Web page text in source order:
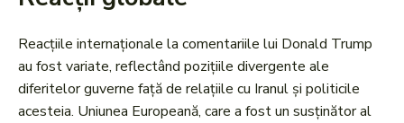
Reacțiile internaționale la comentariile lui Donald Trump
au fost variate, reflectând pozițiile divergente ale
diferitelor guverne față de relațiile cu Iranul și politicile
acesteia. Uniunea Europeană, care a fost un susținător al